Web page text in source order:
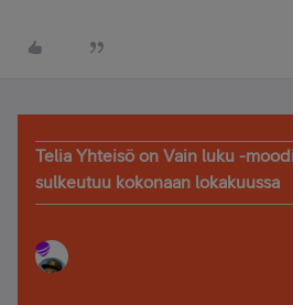
Telia Yhteisö on Vain luku -
sulkeutuu kokonaan lokakuussa